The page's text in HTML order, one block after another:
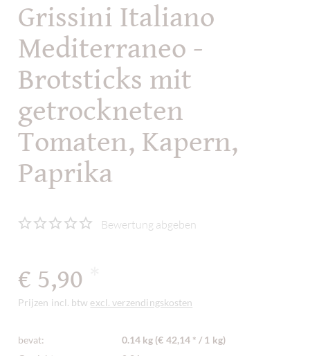
Grissini Italiano
Mediterraneo -
Brotsticks mit
getrockneten
Tomaten, Kapern,
Paprika
Bewertung abgeben
€ 5,90
Prijzen incl. btw excl. verzendingskosten
bevat:
0.14 kg (€ 42,14 * / 1 kg)